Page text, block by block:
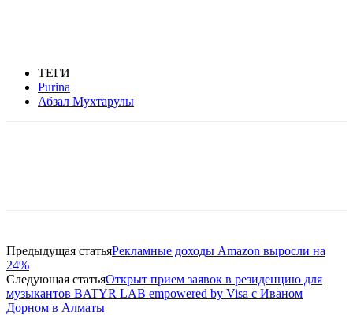
ТЕГИ
Purina
Абзал Мухтарулы
Предыдущая статьяРекламные доходы Amazon выросли на
24%
Следующая статьяОткрыт прием заявок в резиденцию для
музыкантов BATYR LAB empowered by Visa с Иваном
Дорном в Алматы